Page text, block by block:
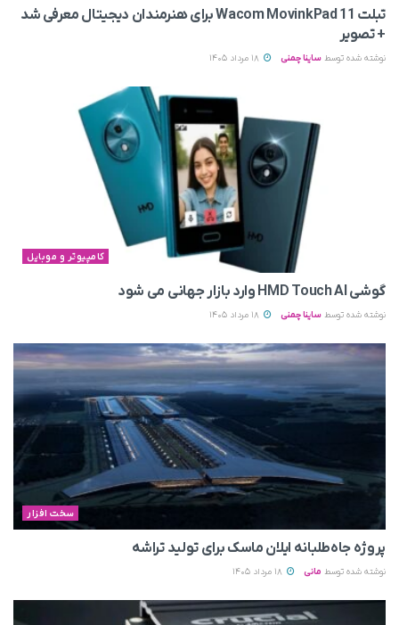
تبلت Wacom MovinkPad 11 برای هنرمندان دیجیتال معرفی شد
+ تصویر
نوشته شده توسط ساینا چمنی
کامپیوتر و موبایل
گوشی HMD Touch AI وارد بازار جهانی می‌ شود
نوشته شده توسط ساینا چمنی
سخت افزار
پروژه جاه‌طلبانه ایلان ماسک برای تولید تراشه
نوشته شده توسط مانی